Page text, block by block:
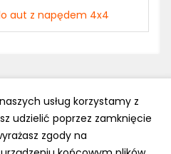
aut z napędem 4x4
usług korzystamy z
udzielić poprzez zamknięcie
zgody na